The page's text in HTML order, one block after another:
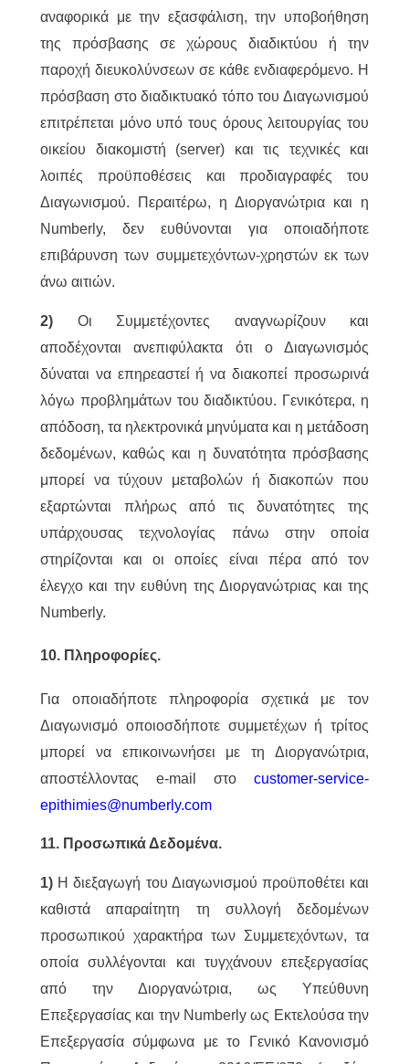
αναφορικά με την εξασφάλιση, την υποβοήθηση
της πρόσβασης σε χώρους διαδικτύου ή την
παροχή διευκολύνσεων σε κάθε ενδιαφερόμενο. Η
πρόσβαση στο διαδικτυακό τόπο του Διαγωνισμού
επιτρέπεται μόνο υπό τους όρους λειτουργίας του
οικείου διακομιστή (server) και τις τεχνικές και
λοιπές προϋποθέσεις και προδιαγραφές του
Διαγωνισμού. Περαιτέρω, η Διοργανώτρια και η
Numberly, δεν ευθύνονται για οποιαδήποτε
επιβάρυνση των συμμετεχόντων-χρηστών εκ των
άνω αιτιών.
2) Οι Συμμετέχοντες αναγνωρίζουν και
αποδέχονται ανεπιφύλακτα ότι ο Διαγωνισμός
δύναται να επηρεαστεί ή να διακοπεί προσωρινά
λόγω προβλημάτων του διαδικτύου. Γενικότερα, η
απόδοση, τα ηλεκτρονικά μηνύματα και η μετάδοση
δεδομένων, καθώς και η δυνατότητα πρόσβασης
μπορεί να τύχουν μεταβολών ή διακοπών που
εξαρτώνται πλήρως από τις δυνατότητες της
υπάρχουσας τεχνολογίας πάνω στην οποία
στηρίζονται και οι οποίες είναι πέρα από τον
έλεγχο και την ευθύνη της Διοργανώτριας και της
Numberly.
10. Πληροφορίες.
Για οποιαδήποτε πληροφορία σχετικά με τον
Διαγωνισμό οποιοσδήποτε συμμετέχων ή τρίτος
μπορεί να επικοινωνήσει με τη Διοργανώτρια,
αποστέλλοντας e-mail στο customer-service-
epithimies@numberly.com
11. Προσωπικά Δεδομένα.
1) Η διεξαγωγή του Διαγωνισμού προϋποθέτει και
καθιστά απαραίτητη τη συλλογή δεδομένων
προσωπικού χαρακτήρα των Συμμετεχόντων, τα
οποία συλλέγονται και τυγχάνουν επεξεργασίας
από την Διοργανώτρια, ως Υπεύθυνη
Επεξεργασίας και την Numberly ως Εκτελούσα την
Επεξεργασία σύμφωνα με το Γενικό Κανονισμό